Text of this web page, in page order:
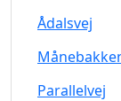
Ådalsvej
Parallelvej